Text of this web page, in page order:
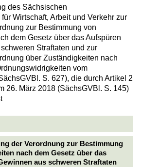
des Sächsischen
Wirtschaft, Arbeit und Verkehr zur
zur Bestimmung von
dem Gesetz über das Aufspüren
Straftaten und zur
über Zuständigkeiten nach
vom
S. 627), die durch Artikel 2
26. März 2018 (SächsGVBl. S. 145)
der Verordnung zur Bestimmung
nach dem Gesetz über das
aus schweren Straftaten